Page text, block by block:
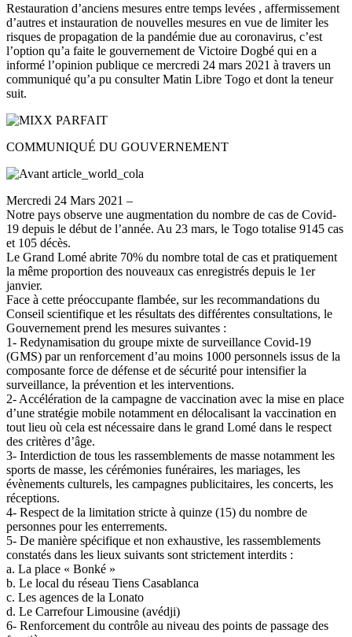
Restauration d’anciens mesures entre temps levées , affermissement
d’autres et instauration de nouvelles mesures en vue de limiter les
risques de propagation de la pandémie due au coronavirus, c’est
l’option qu’a faite le gouvernement de Victoire Dogbé qui en a
informé l’opinion publique ce mercredi 24 mars 2021 à travers un
communiqué qu’a pu consulter Matin Libre Togo et dont la teneur
suit.
COMMUNIQUÉ DU GOUVERNEMENT
Mercredi 24 Mars 2021 –
Notre pays observe une augmentation du nombre de cas de Covid-
19 depuis le début de l’année. Au 23 mars, le Togo totalise 9145 cas
et 105 décès.
Le Grand Lomé abrite 70% du nombre total de cas et pratiquement
la même proportion des nouveaux cas enregistrés depuis le 1er
janvier.
Face à cette préoccupante flambée, sur les recommandations du
Conseil scientifique et les résultats des différentes consultations, le
Gouvernement prend les mesures suivantes :
1- Redynamisation du groupe mixte de surveillance Covid-19
(GMS) par un renforcement d’au moins 1000 personnels issus de la
composante force de défense et de sécurité pour intensifier la
surveillance, la prévention et les interventions.
2- Accélération de la campagne de vaccination avec la mise en place
d’une stratégie mobile notamment en délocalisant la vaccination en
tout lieu où cela est nécessaire dans le grand Lomé dans le respect
des critères d’âge.
3- Interdiction de tous les rassemblements de masse notamment les
sports de masse, les cérémonies funéraires, les mariages, les
évènements culturels, les campagnes publicitaires, les concerts, les
réceptions.
4- Respect de la limitation stricte à quinze (15) du nombre de
personnes pour les enterrements.
5- De manière spécifique et non exhaustive, les rassemblements
constatés dans les lieux suivants sont strictement interdits :
a. La place « Bonké »
b. Le local du réseau Tiens Casablanca
c. Les agences de la Lonato
d. Le Carrefour Limousine (avédji)
6- Renforcement du contrôle au niveau des points de passage des